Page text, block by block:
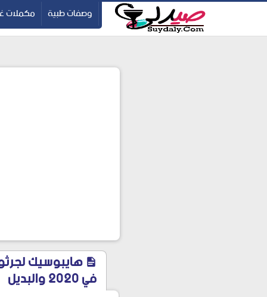
-->
vmZ_yu86_9u3jQJgGN9H2FF9w وصفات طبية مكملات
في 2020 والبديل